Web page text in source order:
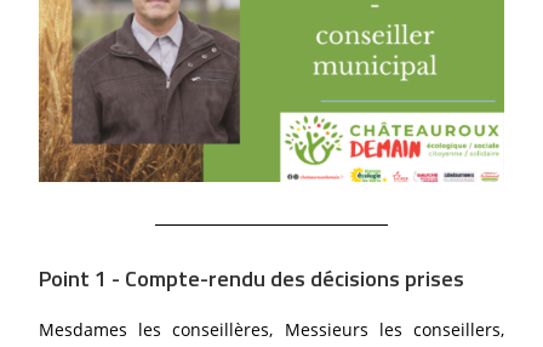
Point 1 - Compte-rendu des décisions prises
Mesdames les conseillères, Messieurs les conseillers,